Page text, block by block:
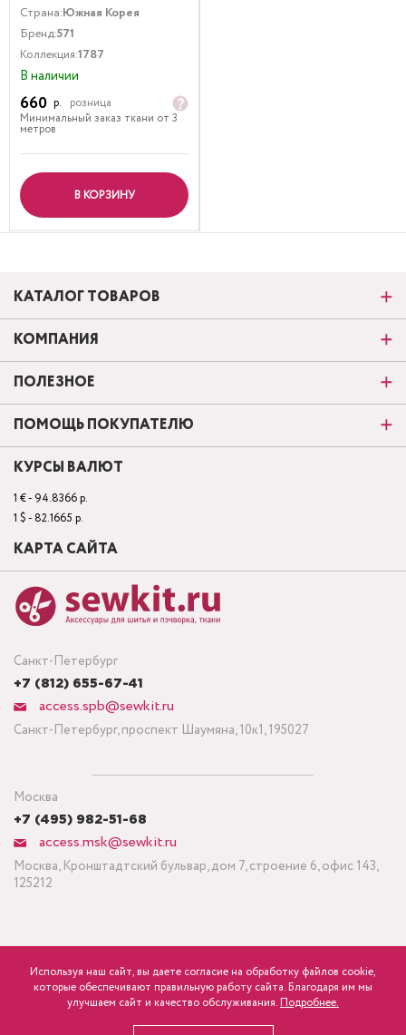
розница Минимальный заказ ткани от 3 метров
Страна:Южная Корея
Бренд:571
Коллекция:1787
В наличии
660 р.
розница
Минимальный заказ ткани от 3
метров
В КОРЗИНУ
Санкт-Петербург
+7 (812) 655-67-41
access.spb@sewkit.ru
Санкт-Петербург, проспект Шаумяна, 10к1, 195027
Москва
+7 (495) 982-51-68
access.msk@sewkit.ru
Москва, Кронштадтский бульвар, дом 7, строение 6, офис 143,
125212
КАТАЛОГ ТОВАРОВ
КОМПАНИЯ
ПОЛЕЗНОЕ
ПОМОЩЬ ПОКУПАТЕЛЮ
КУРСЫ ВАЛЮТ
1 € - 94.8366 р.
1 $ - 82.1665 р.
КАРТА САЙТА
Политика конфиденциальности
ПОДПИСАТЬСЯ НА НОВОСТИ
Используя наш сайт, вы даете согласие на обработку файлов cookie,
которые обеспечивают правильную работу сайта. Благодаря им мы
улучшаем сайт и качество обслуживания. Подробнее.